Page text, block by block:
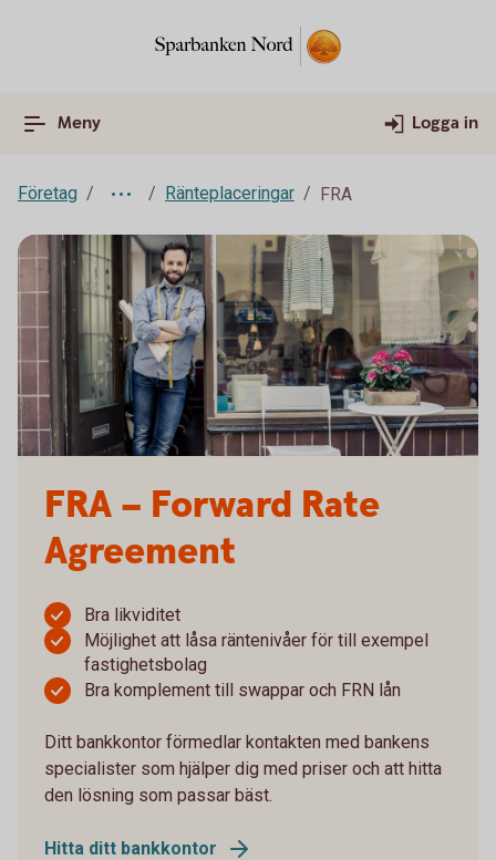
Meny Logga in
Företag Ränteplaceringar FRA
FRA – Forward Rate
Agreement
Bra likviditet
Möjlighet att låsa räntenivåer för till exempel
fastighetsbolag
Bra komplement till swappar och FRN lån
Ditt bankkontor förmedlar kontakten med bankens
specialister som hjälper dig med priser och att hitta
den lösning som passar bäst.
Hitta ditt bankkontor